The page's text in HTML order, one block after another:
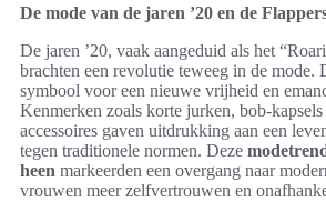
De mode van de jaren ’20 en de
De jaren ’20, vaak aangeduid als het
brachten een revolutie teweeg in de mode.
symbool voor een nieuwe vrijheid en
Kenmerken zoals korte jurken, bob-kapsels
accessoires gaven uitdrukking aan een
tegen traditionele normen. Deze
heen markeerden een overgang naar
vrouwen meer zelfvertrouwen en